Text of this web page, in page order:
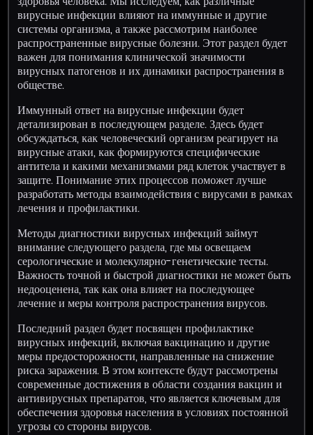
вирусные инфекции влияют на иммунные и другие
системы организма, а также рассмотрим наиболее
распространенные вирусные болезни. Этот раздел будет
важен для понимания клинической значимости
вирусных патогенов и их динамики распространения в
обществе.
Иммунный ответ на вирусные инфекции будет
детализирован в последующем разделе. Здесь будет
обсуждаться, как человеческий организм реагирует на
вирусные атаки, как формируются специфические
антитела и какими механизмами ряд клеток участвует в
защите. Понимание этих процессов поможет лучше
разработать методы взаимодействия с вирусами в рамках
лечения и профилактики.
Методы диагностики вирусных инфекций займут
внимание следующего раздела, где мы освещаем
серологические и молекулярно-генетические тесты.
Важность точной и быстрой диагностики не может быть
недооценена, так как она влияет на последующее
лечение и меры контроля распространения вирусов.
Последний раздел будет посвящен профилактике
вирусных инфекций, включая вакцинацию и другие
меры предосторожности, направленные на снижение
риска заражения. В этом контексте будут рассмотрены
современные достижения в области создания вакцин и
антивирусных препаратов, что является ключевым для
обеспечения здоровья населения в условиях постоянной
угрозы со стороны вирусов.